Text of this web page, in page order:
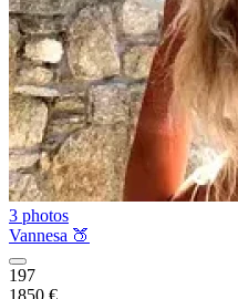
3 photos
Vannesa 🍑
197
1850 €